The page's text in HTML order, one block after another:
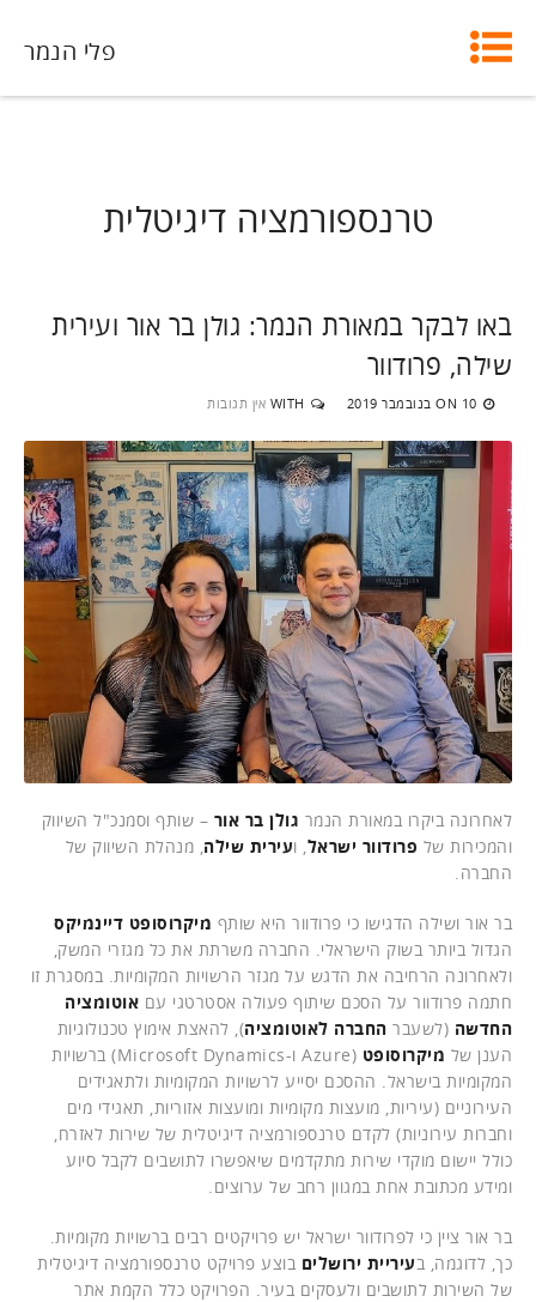
פלי הנמר
טרנספורמציה דיגיטלית
באו לבקר במאורת הנמר: גולן בר אור ועירית
שילה, פרודוור
ON 10 בנובמבר 2019 WITH אין תגובות
לאחרונה ביקרו במאורת הנמר גולן בר אור – שותף וסמנכ"ל השיווק
והמכירות של פרודוור ישראל , ועירית שילה , מנהלת השיווק של
החברה.
בר אור ושילה הדגישו כי פרודוור היא שותף מיקרוסופט דיינמיקס
הגדול ביותר בשוק הישראלי. החברה משרתת את כל מגזרי המשק,
ולאחרונה הרחיבה את הדגש על מגזר הרשויות המקומיות. במסגרת זו
חתמה פרודוור על הסכם שיתוף פעולה אסטרטגי עם אוטומציה
החדשה (לשעבר החברה לאוטומציה), להאצת אימוץ טכנולוגיות
הענן של מיקרוסופט
(Azure ו-Microsoft Dynamics) ברשויות
המקומיות בישראל. ההסכם יסייע לרשויות המקומיות ולתאגידים
העירוניים (עיריות, מועצות מקומיות ומועצות אזוריות, תאגידי מים
וחברות עירוניות) לקדם טרנספורמציה דיגיטלית של שירות לאזרח,
כולל יישום מוקדי שירות מתקדמים שיאפשרו לתושבים לקבל סיוע
ומידע מכתובת אחת במגוון רחב של ערוצים.
בר אור ציין כי לפרודוור ישראל יש פרויקטים רבים ברשויות מקומיות.
כך, לדוגמה, בעיריית ירושלים בוצע פרויקט טרנספורמציה דיגיטלית
של השירות לתושבים ולעסקים בעיר. הפרויקט כלל הקמת אתר